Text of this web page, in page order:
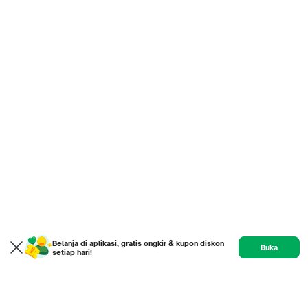
Belanja di aplikasi, gratis ongkir & kupon diskon
setiap hari!
Buka
Product Review